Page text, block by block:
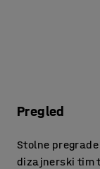
Pregled
Stolne
dizajnerski tim